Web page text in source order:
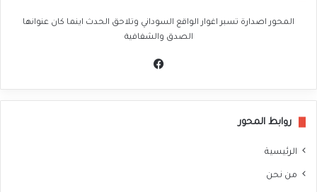
المحور اصدارة تسبر اغوار الواقع السوداني وتلاحق الحدث اينما كان عنوانها
الصدق والشفافية
روابط المحور
الرئيسية
من نحن